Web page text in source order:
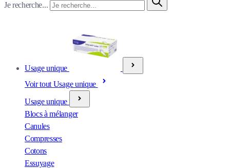
Je recherche...
Usage unique
Voir tout Usage unique
Usage unique
Blocs à mélanger
Canules
Compresses
Cotons
Essuyage